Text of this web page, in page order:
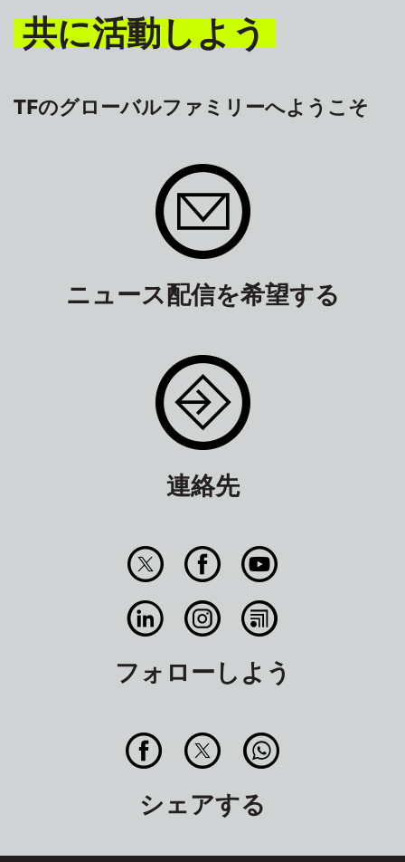
共に活動しよう
TFのグローバルファミリーへようこそ
ニュース配信を希望する
連絡先
フォローしよう
シェアする